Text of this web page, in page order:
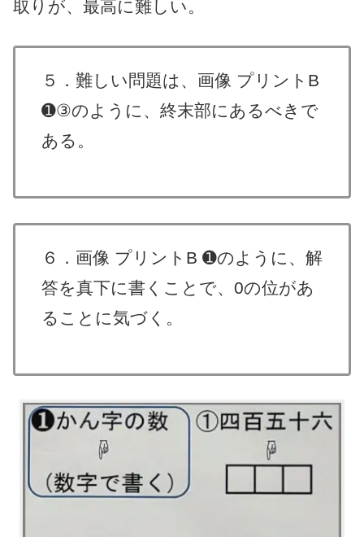
取りが、最高に難しい。
５．難しい問題は、画像 プリントB
➊③のように、終末部にあるべきで
ある。
６．画像 プリントB ➊のように、解
答を真下に書くことで、0の位があ
ることに気づく。